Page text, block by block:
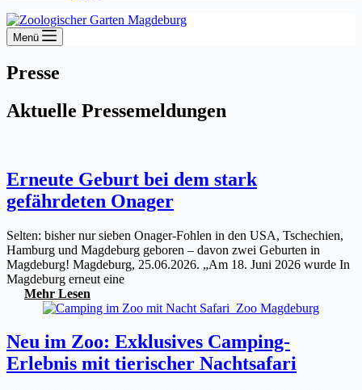
Menü
Presse
Aktuelle Pressemeldungen
Erneute Geburt bei dem stark
gefährdeten Onager
Selten: bisher nur sieben Onager-Fohlen in den USA, Tschechien,
Hamburg und Magdeburg geboren – davon zwei Geburten in
Magdeburg! Magdeburg, 25.06.2026. „Am 18. Juni 2026 wurde In
Magdeburg erneut eine
Mehr Lesen
Neu im Zoo: Exklusives Camping-
Erlebnis mit tierischer Nachtsafari